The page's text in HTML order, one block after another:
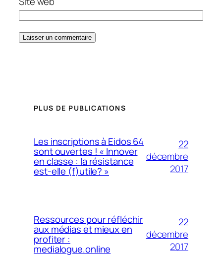
PLUS DE PUBLICATIONS
Les inscriptions à Eidos 64
sont ouvertes ! « Innover
en classe : la résistance
est-elle (f)utile? »
22
décembre
2017
Ressources pour réfléchir
aux médias et mieux en
profiter :
medialogue.online
22
décembre
2017